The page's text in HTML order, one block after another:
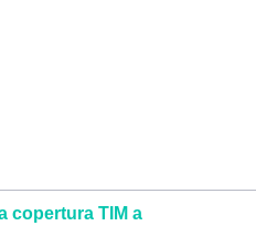
copertura TIM a